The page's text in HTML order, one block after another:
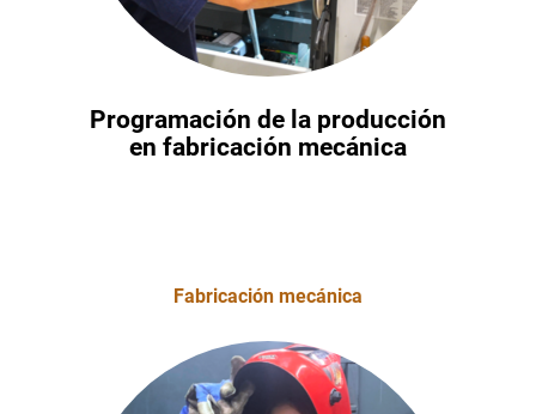
Programación de la producción
en fabricación mecánica
Fabricación mecánica